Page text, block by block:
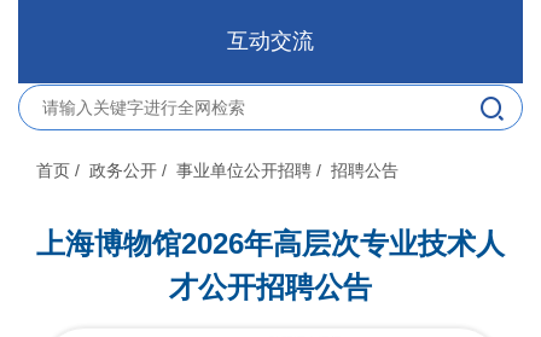
互动交流
首页 / 政务公开 / 事业单位公开招聘 / 招聘公告
上海博物馆2026年高层次专业技术人
才公开招聘公告